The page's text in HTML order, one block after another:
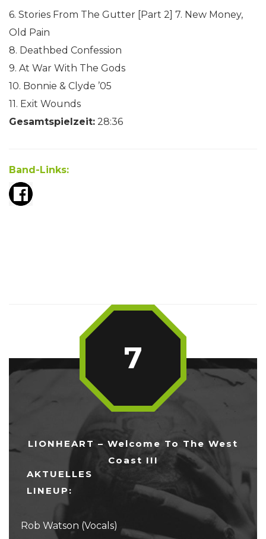
6. Stories From The Gutter [Part 2] 7. New Money,
Old Pain
8. Deathbed Confession
9. At War With The Gods
10. Bonnie & Clyde ’05
11. Exit Wounds
Gesamtspielzeit: 28:36
Band-Links:
LIONHEART – Welcome To The West
Coast III
AKTUELLES
LINEUP:
Rob Watson (Vocals)
7